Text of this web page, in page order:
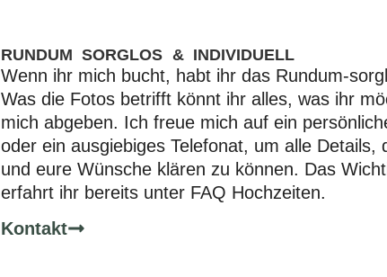
RUNDUM SORGLOS & INDIVIDUELL
Wenn ihr mich bucht, habt ihr das Rundum-
Was die Fotos betrifft könnt ihr alles, was ihr
mich abgeben. Ich freue mich auf ein
oder ein ausgiebiges Telefonat, um alle Details,
und eure Wünsche klären zu können. Das
erfahrt ihr bereits unter FAQ Hochzeiten.
Kontakt